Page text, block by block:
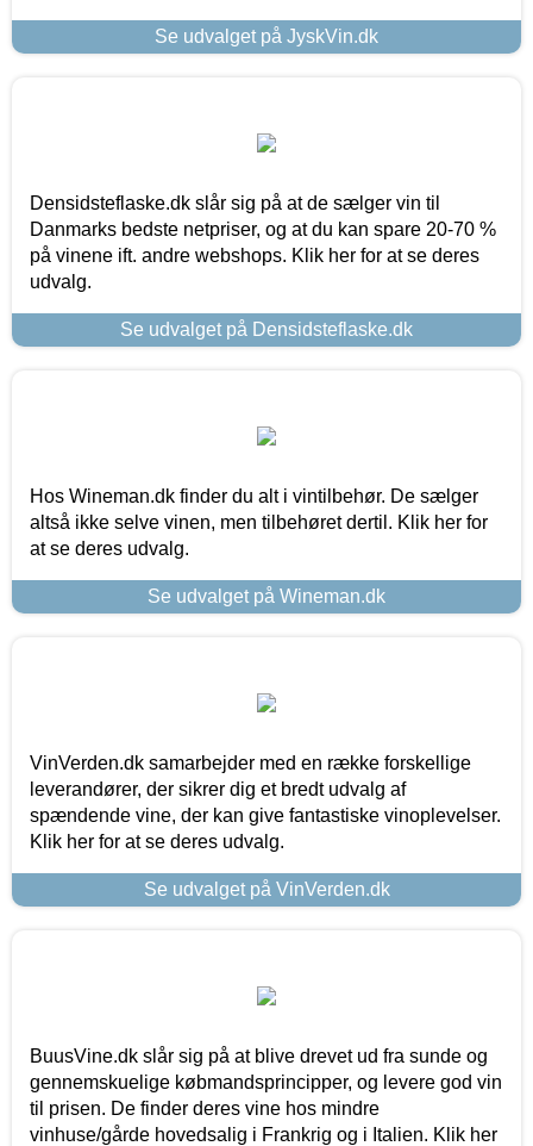
Se udvalget på JyskVin.dk
Densidsteflaske.dk slår sig på at de sælger vin til
Danmarks bedste netpriser, og at du kan spare 20-70 %
på vinene ift. andre webshops. Klik her for at se deres
udvalg.
Se udvalget på Densidsteflaske.dk
Hos Wineman.dk finder du alt i vintilbehør. De sælger
altså ikke selve vinen, men tilbehøret dertil. Klik her for
at se deres udvalg.
Se udvalget på Wineman.dk
VinVerden.dk samarbejder med en række forskellige
leverandører, der sikrer dig et bredt udvalg af
spændende vine, der kan give fantastiske vinoplevelser.
Klik her for at se deres udvalg.
Se udvalget på VinVerden.dk
BuusVine.dk slår sig på at blive drevet ud fra sunde og
gennemskuelige købmandsprincipper, og levere god vin
til prisen. De finder deres vine hos mindre
vinhuse/gårde hovedsalig i Frankrig og i Italien. Klik her